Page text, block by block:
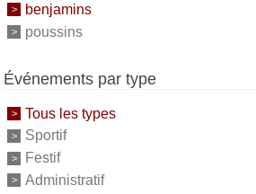
benjamins
poussins
Événements par type
Tous les types
Sportif
Festif
Administratif